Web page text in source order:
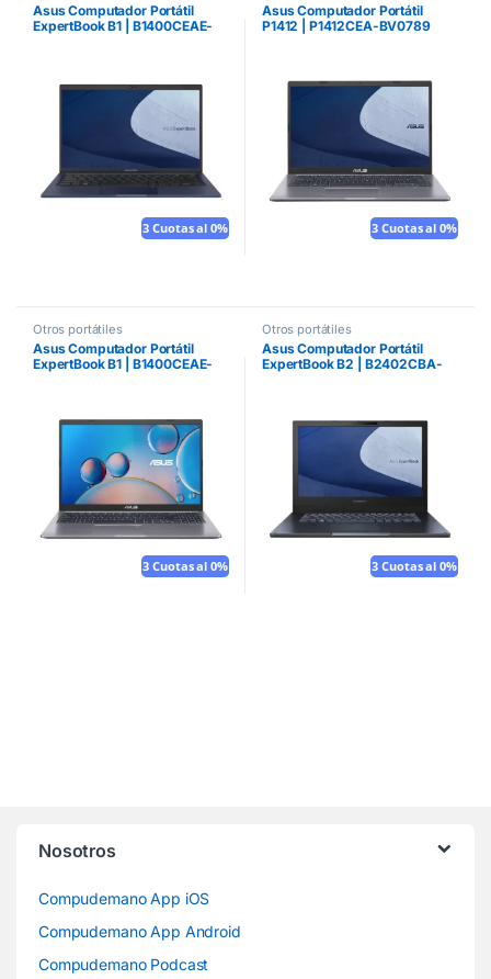
Asus Computador Portátil
ExpertBook B1 | B1400CEAE-
Mouse gratis
3 Cuotas al 0%
Asus Computador Portátil
P1412 | P1412CEA-BV0789
Mouse gratis
3 Cuotas al 0%
Otros portátiles
Asus Computador Portátil
ExpertBook B1 | B1400CEAE-
Mouse gratis
3 Cuotas al 0%
Otros portátiles
Asus Computador Portátil
ExpertBook B2 | B2402CBA-
Mouse gratis
3 Cuotas al 0%
Nosotros
Compudemano App iOS
Compudemano App Android
Compudemano Podcast